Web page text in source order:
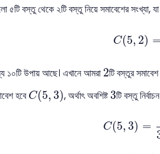
৫টি বস্তু থেকে ২টি বস্তু নিয়ে সমাবেশের সংখ্যা,
C(5, 2)
১০টি উপায় আছে। এখানে আমরা 2
2টি বস্তুর সমাবেশ
হবে C(5, 3)
C(5 3), অর্থাৎ অবশিষ্ট3
3টি বস্তু
C(5, 3) =